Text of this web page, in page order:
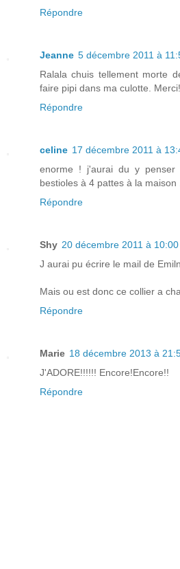
Répondre
Jeanne 5 décembre 2011 à
Ralala chuis tellement morte
faire pipi dans ma culotte. Merci!
Répondre
celine 17 décembre 2011 à
enorme ! j'aurai du y
bestioles à 4 pattes à la maison
Répondre
Shy 20 décembre 2011 à 10:00
J aurai pu écrire le mail de
Mais ou est donc ce collier a
Répondre
Marie 18 décembre 2013 à
J'ADORE!!!!!! Encore!Encore!!
Répondre